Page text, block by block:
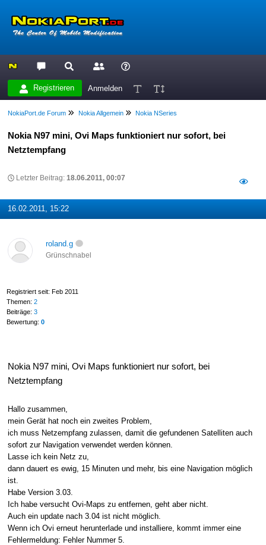
Registrieren Anmelden
NokiaPort.de Forum Nokia Allgemein Nokia NSeries
Nokia N97 mini, Ovi Maps funktioniert nur sofort, bei
Netztempfang
Letzter Beitrag: 18.06.2011, 00:07
16.02.2011, 15:22
roland.g
Grünschnabel
Registriert seit: Feb 2011
Themen: 2
Beiträge: 3
Bewertung: 0
Nokia N97 mini, Ovi Maps funktioniert nur sofort, bei
Netztempfang
Hallo zusammen,
mein Gerät hat noch ein zweites Problem,
ich muss Netzempfang zulassen, damit die gefundenen Satelliten auch
sofort zur Navigation verwendet werden können.
Lasse ich kein Netz zu,
dann dauert es ewig, 15 Minuten und mehr, bis eine Navigation möglich
ist.
Habe Version 3.03.
Ich habe versucht Ovi-Maps zu entfernen, geht aber nicht.
Auch ein update nach 3.04 ist nicht möglich.
Wenn ich Ovi erneut herunterlade und installiere, kommt immer eine
Fehlermeldung: Fehler Nummer 5.